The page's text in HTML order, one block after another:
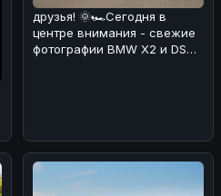
друзья! 🌞🏎Сегодня в
центре внимания - свежие
фотографии BMW X2 и DS